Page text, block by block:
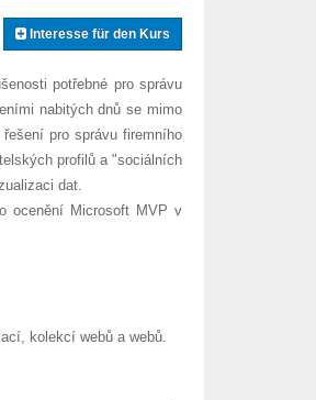
Interesse für den Kurs
potřebné pro správu
nabitých dnů se mimo
pro správu firemního
profilů a "sociálních
dat.
ocenění Microsoft MVP v
kolekcí webů a webů.